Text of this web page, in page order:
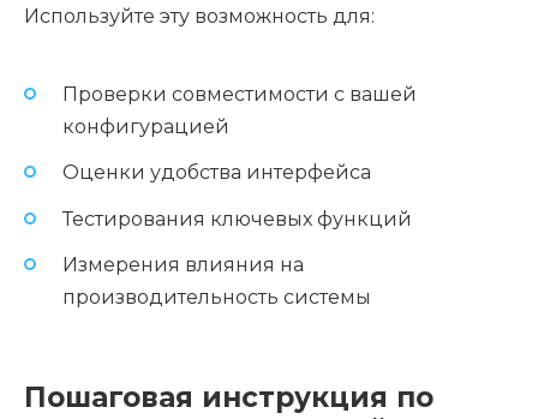
Используйте эту возможность для:
Проверки совместимости с вашей
конфигурацией
Оценки удобства интерфейса
Тестирования ключевых функций
Измерения влияния на
производительность системы
Пошаговая инструкция по